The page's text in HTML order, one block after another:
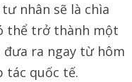
nhân sẽ là chìa
thể trở thành một
đưa ra ngay từ hôm
tác quốc tế.